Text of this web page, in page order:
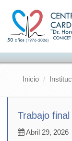
Inicio
Trabajo
Abril 29, 2026